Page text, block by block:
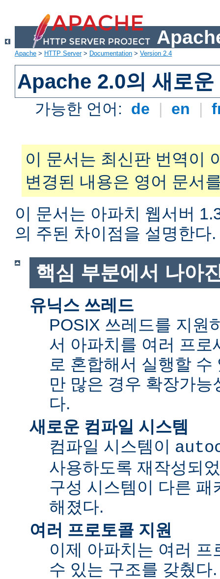
Apache > HTTP Server> Documentation > Version 2.4
Apache 2.0의 새로운
가능한 언어: de | en |
이 문서는 최신판 번역이
변경된 내용은 영어 문서
이 문서는 아파치 웹서버
의 주된 차이점을 설명한다.
핵심 부분에서 나아
유닉스 쓰레드
POSIX 쓰레드를 지원
서 아파치를 여러 프로
로 혼합해서 실행할
만 많은 경우 확장가
다.
새로운 컴파일 시스템
컴파일 시스템이
사용하도록 재작성되
구성 시스템이 다른 패
해졌다.
여러 프로토콜 지원
이제 아파치는 여러
수 있는 구조를 갖췄